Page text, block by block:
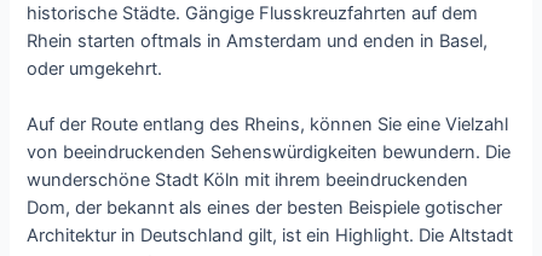
historische Städte. Gängige Flusskreuzfahrten auf dem
Rhein starten oftmals in Amsterdam und enden in Basel,
oder umgekehrt.
Auf der Route entlang des Rheins, können Sie eine Vielzahl
von beeindruckenden Sehenswürdigkeiten bewundern. Die
wunderschöne Stadt Köln mit ihrem beeindruckenden
Dom, der bekannt als eines der besten Beispiele gotischer
Architektur in Deutschland gilt, ist ein Highlight. Die Altstadt